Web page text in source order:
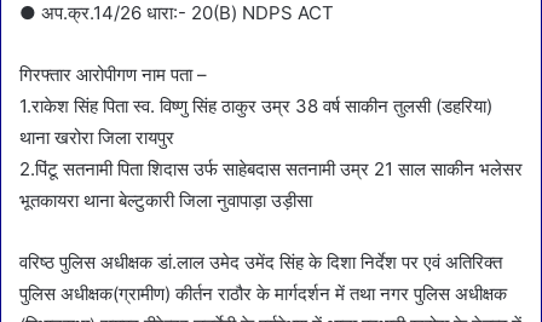
● अप.क्र.14/26 धारा:- 20(B) NDPS ACT
गिरफ्तार आरोपीगण नाम पता –
1.राकेश सिंह पिता स्व. विष्णु सिंह ठाकुर उम्र 38 वर्ष साकीन तुलसी (डहरिया)
थाना खरोरा जिला रायपुर
2.पिंटू सतनामी पिता शिदास उर्फ साहेबदास सतनामी उम्र 21 साल साकीन भलेसर
भूतकायरा थाना बेल्टुकारी जिला नुवापाड़ा उड़ीसा
वरिष्ठ पुलिस अधीक्षक डां.लाल उमेद उमेंद सिंह के दिशा निर्देश पर एवं अतिरिक्त
पुलिस अधीक्षक(ग्रामीण) कीर्तन राठौर के मार्गदर्शन में तथा नगर पुलिस अधीक्षक